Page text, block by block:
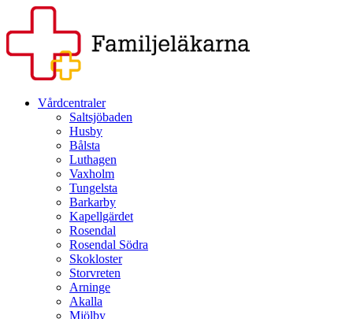
Vårdcentraler
Saltsjöbaden
Husby
Bålsta
Luthagen
Vaxholm
Tungelsta
Barkarby
Kapellgärdet
Rosendal
Rosendal Södra
Skokloster
Storvreten
Arninge
Akalla
Mjölby